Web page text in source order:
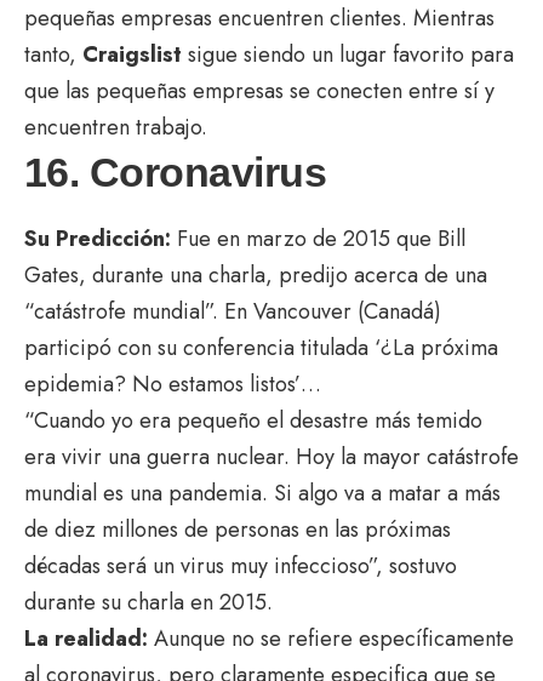
pequeñas empresas encuentren clientes. Mientras
tanto, Craigslist sigue siendo un lugar favorito para
que las pequeñas empresas se conecten entre sí y
encuentren trabajo.
16. Coronavirus
Su Predicción: Fue en marzo de 2015 que Bill
Gates, durante una charla, predijo acerca de una
“catástrofe mundial”. En Vancouver (Canadá)
participó con su conferencia titulada ‘¿La próxima
epidemia? No estamos listos’…
“Cuando yo era pequeño el desastre más temido
era vivir una guerra nuclear. Hoy la mayor catástrofe
mundial es una pandemia. Si algo va a matar a más
de diez millones de personas en las próximas
décadas será un virus muy infeccioso”, sostuvo
durante su charla en 2015.
La realidad: Aunque no se refiere específicamente